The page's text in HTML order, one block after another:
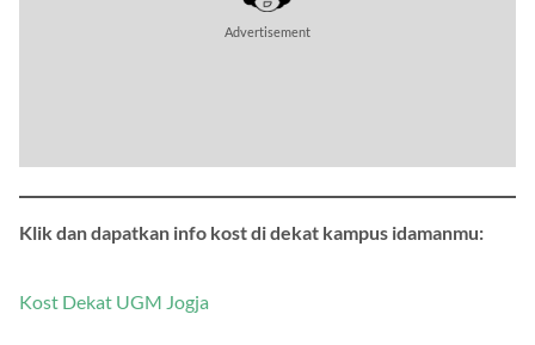
Advertisement
Klik dan dapatkan info kost di dekat kampus idamanmu:
Kost Dekat UGM Jogja